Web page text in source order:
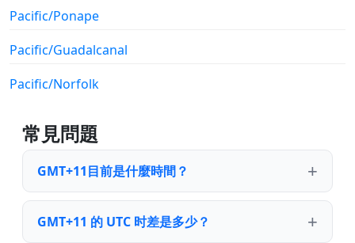
Pacific/Ponape
Pacific/Guadalcanal
Pacific/Norfolk
常見問題
GMT+11目前是什麼時間？
GMT+11 的 UTC 时差是多少？